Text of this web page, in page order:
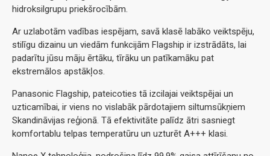
hidroksilgrupu priekšrocībām.
Ar uzlabotām vadības iespējam, savā klasē labāko veiktspēju,
stilīgu dizainu un viedām funkcijām Flagship ir izstrādāts, lai
padarītu jūsu māju ērtāku, tīrāku un patīkamāku pat
ekstremālos apstākļos.
Panasonic Flagship, pateicoties tā izcilajai veiktspējai un
uzticamībai, ir viens no vislabāk pārdotajiem siltumsūkņiem
Skandināvijas reģionā. Tā efektivitāte palīdz ātri sasniegt
komfortablu telpas temperatūru un uzturēt A+++ klasi.